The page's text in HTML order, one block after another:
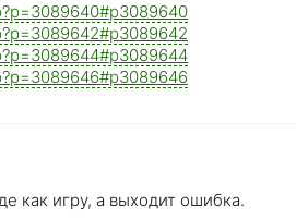
как игру, а выходит ошибка.